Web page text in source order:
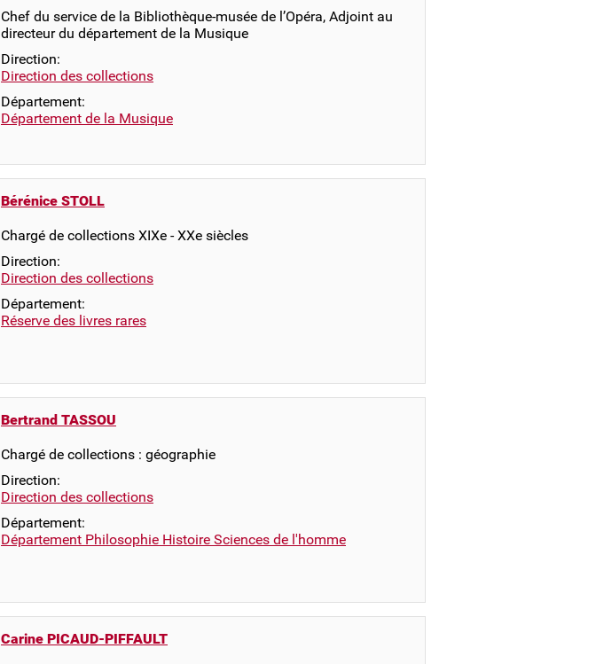
Chef du service de la Bibliothèque-musée de l’Opéra, Adjoint au
directeur du département de la Musique
Direction:
Direction des collections
Département:
Département de la Musique
Bérénice STOLL
Chargé de collections XIXe - XXe siècles
Direction:
Direction des collections
Département:
Réserve des livres rares
Bertrand TASSOU
Chargé de collections : géographie
Direction:
Direction des collections
Département:
Département Philosophie Histoire Sciences de l'homme
Carine PICAUD-PIFFAULT